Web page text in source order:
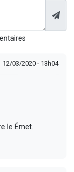
12/03/2020 - 13h04
le Émet.